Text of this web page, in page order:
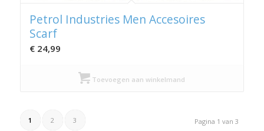
Petrol Industries Men Accesoires
Scarf
€24,99
Toevoegen aan winkelmand
Pagina 1 van 3
1 2 3